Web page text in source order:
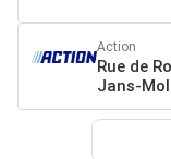
Action
Rue de
Jans-